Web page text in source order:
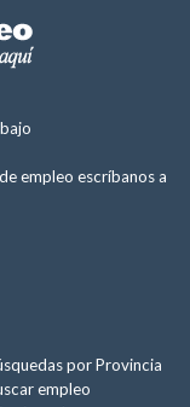
empleo escríbanos a
por Provincia
empleo